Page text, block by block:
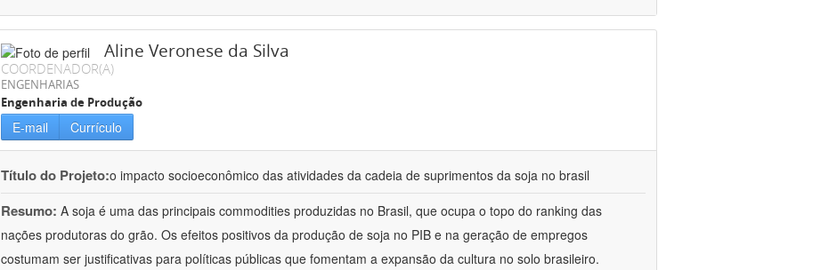
Aline Veronese da Silva
COORDENADOR(A)
ENGENHARIAS
Engenharia de Produção
E-mail Currículo
Título do Projeto:o impacto socioeconômico das atividades da cadeia de suprimentos da soja no brasil
Resumo: A soja é uma das principais commodities produzidas no Brasil, que ocupa o topo do ranking das
nações produtoras do grão. Os efeitos positivos da produção de soja no PIB e na geração de empregos
costumam ser justificativas para políticas públicas que fomentam a expansão da cultura no solo brasileiro.